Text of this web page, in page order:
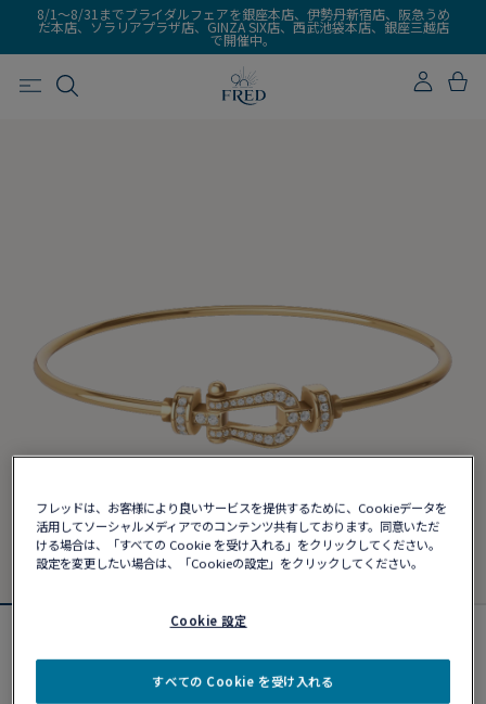
8/1～8/31までブライダルフェアを銀座本店、伊勢丹新宿店、阪急うめ
だ本店、ソラリアプラザ店、GINZA SIX店、西武池袋本店、銀座三越店
で開催中。
フォース10ブレスレット
フレッドは、お客様により良いサービスを提供するために、Cookieデータを
活用してソーシャルメディアでのコンテンツ共有しております。同意いただ
ける場合は、「すべての Cookie を受け入れる」をクリックしてください。
設定を変更したい場合は、「Cookieの設定」をクリックしてください。
Cookie 設定
すべての Cookie を受け入れる